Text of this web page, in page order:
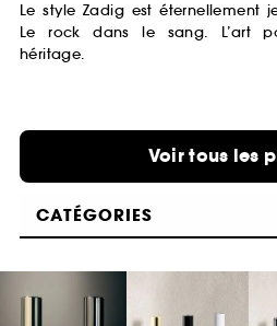
Le style Zadig est éternellement
Le rock dans le sang. L’art
héritage.
Voir tous les
CATÉGORIES